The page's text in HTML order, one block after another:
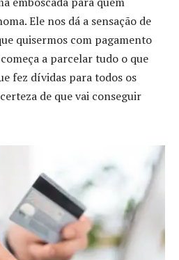
Ele nos dá a sensação de
quisermos com pagamento
a parcelar tudo o que
fez dívidas para todos os
de que vai conseguir